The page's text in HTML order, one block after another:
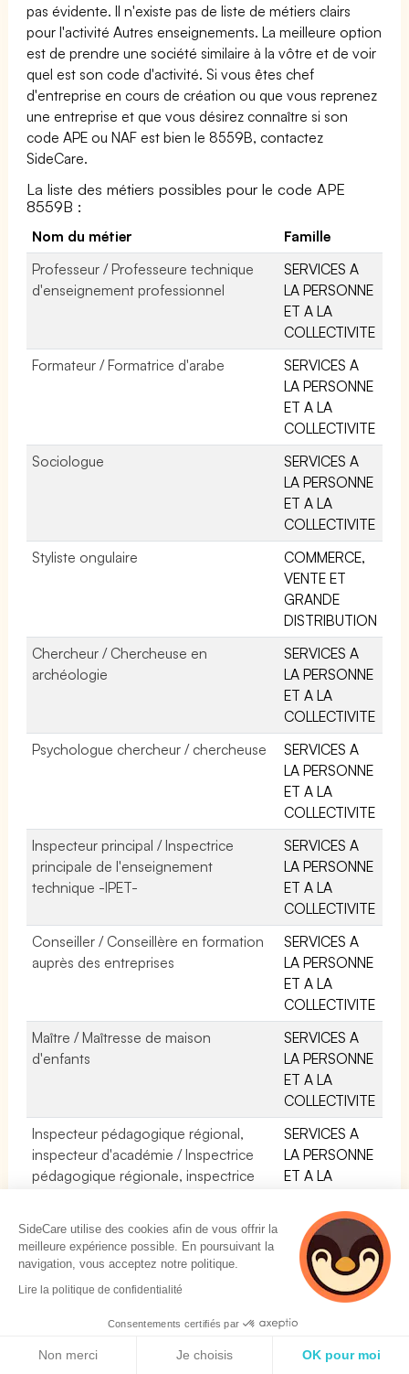
pas évidente. Il n'existe pas de liste de métiers clairs
pour l'activité Autres enseignements. La meilleure option
est de prendre une société similaire à la vôtre et de voir
quel est son code d'activité. Si vous êtes chef
d'entreprise en cours de création ou que vous reprenez
une entreprise et que vous désirez connaître si son
code APE ou NAF est bien le 8559B, contactez
SideCare.
La liste des métiers possibles pour le code APE
8559B :
Nom du métier
Famille
Professeur / Professeure technique
d'enseignement professionnel
SERVICES A
LA PERSONNE
ET A LA
COLLECTIVITE
Formateur / Formatrice d'arabe
SERVICES A
LA PERSONNE
ET A LA
COLLECTIVITE
Sociologue
SERVICES A
LA PERSONNE
ET A LA
COLLECTIVITE
Styliste ongulaire
COMMERCE,
VENTE ET
GRANDE
DISTRIBUTION
Chercheur / Chercheuse en
archéologie
SERVICES A
LA PERSONNE
ET A LA
COLLECTIVITE
Psychologue chercheur / chercheuse
SERVICES A
LA PERSONNE
ET A LA
COLLECTIVITE
Inspecteur principal / Inspectrice
principale de l'enseignement
technique -IPET-
SERVICES A
LA PERSONNE
ET A LA
COLLECTIVITE
Conseiller / Conseillère en formation
auprès des entreprises
SERVICES A
LA PERSONNE
ET A LA
COLLECTIVITE
Maître / Maîtresse de maison
d'enfants
SERVICES A
LA PERSONNE
ET A LA
COLLECTIVITE
Inspecteur pédagogique régional,
inspecteur d'académie / Inspectrice
pédagogique régionale, inspectrice
SERVICES A
LA PERSONNE
ET A LA
Antipodiste
SPECTACLE
Danseur / Danseuse danse classique
SPECTACLE
Musicologue
SERVICES A
LA PERSONNE
COLLECTIVITE
SideCare utilise des cookies afin de vous offrir la
meilleure expérience possible. En poursuivant la
navigation, vous acceptez notre politique.
Lire la politique de confidentialité
Consentements certifiés par
Non merci Je choisis OK pour moi